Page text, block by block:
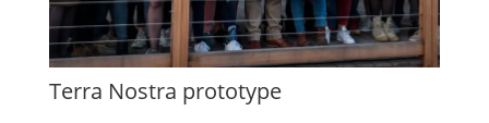
Terra Nostra prototype